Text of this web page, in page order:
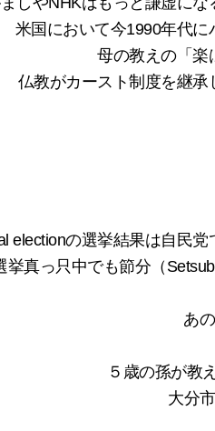
米国において今1990年代
母の教えの「楽
仏教がカースト制度を継
electionの選挙結果は自民
挙真っ只中でも節分（
あ
５歳の孫が教
大分